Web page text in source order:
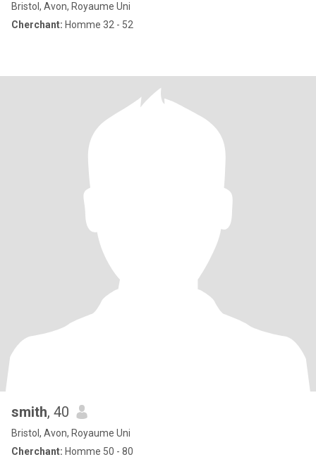
Bristol, Avon, Royaume Uni
Cherchant: Homme 32 - 52
smith, 40
Bristol, Avon, Royaume Uni
Cherchant: Homme 50 - 80